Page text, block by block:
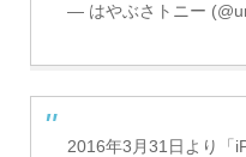
— はやぶさトニー
2016年3月31日より「